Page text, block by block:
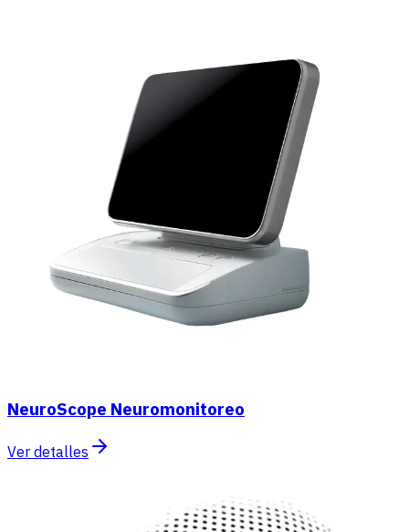
NeuroScope Neuromonitoreo
Ver detalles